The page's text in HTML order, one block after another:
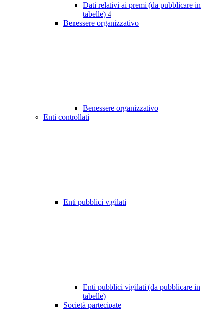
Dati relativi ai premi (da pubblicare in
tabelle) 4
Benessere organizzativo
Benessere organizzativo
Enti controllati
Enti pubblici vigilati
Enti pubblici vigilati (da pubblicare in
tabelle)
Società partecipate